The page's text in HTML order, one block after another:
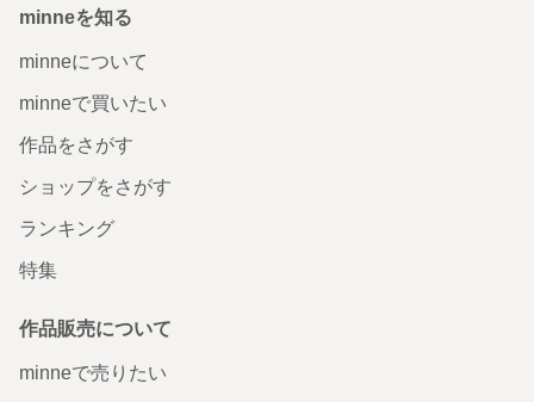
minneを知る
minneについて
minneで買いたい
作品をさがす
ショップをさがす
ランキング
特集
作品販売について
minneで売りたい